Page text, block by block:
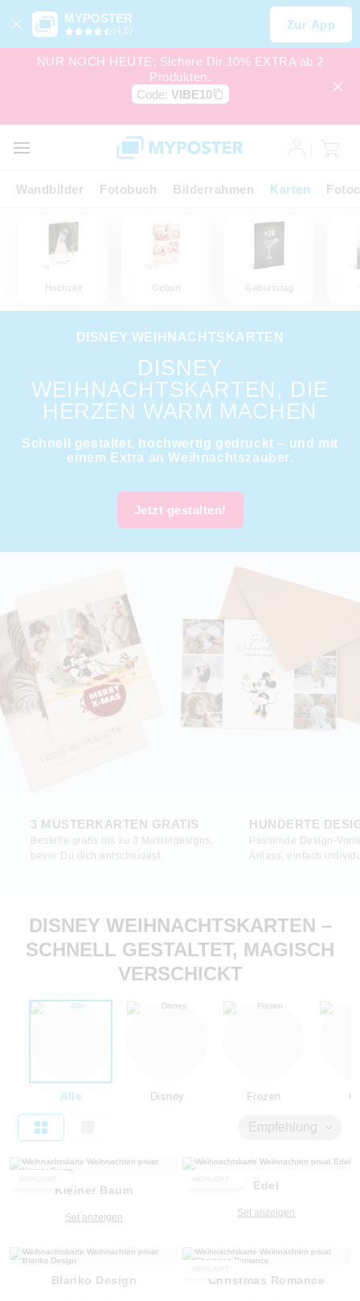
MYPOSTER
(4,6) Zur App
NUR NOCH HEUTE: Sichere Dir 10% EXTRA ab 2
Produkten.
Code: VIBE10
Wandbilder Fotobuch Bilderrahmen Karten
Hochzeit Geburt Geburtstag
DISNEY WEIHNACHTSKARTEN
DISNEY
WEIHNACHTSKARTEN, DIE
HERZEN WARM MACHEN
Schnell gestaltet, hochwertig gedruckt – und mit
einem Extra an Weihnachtszauber.
Jetzt gestalten!
3 MUSTERKARTEN GRATIS
Bestelle gratis bis zu 3 Musterdesigns,
bevor Du dich entscheidest.
HUNDERTE
Passende Design-
Anlass, einfach
DISNEY WEIHNACHTSKARTEN –
SCHNELL GESTALTET, MAGISCH
VERSCHICKT
Alle Disney Frozen
Empfehlung
Kleiner Baum
Set anzeigen
Edel
Set anzeigen
Blanko Design Christmas Romance